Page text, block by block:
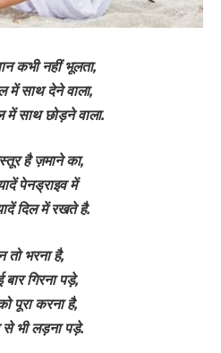
कभी नहीं भूलता,
में साथ देने वाला,
में साथ छोड़ने वाला.
है ज़माने का,
पेनड्राइव में
दिल में रखते है.
तो भरना है,
गिरना पड़े,
पूरा करना है,
भी लड़ना पड़े.